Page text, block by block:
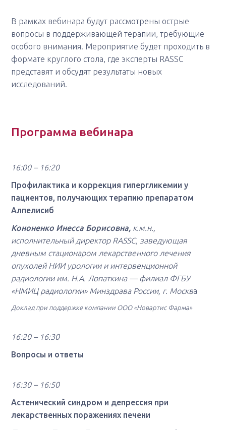
В рамках вебинара будут рассмотрены острые
вопросы в поддерживающей терапии, требующие
особого внимания. Мероприятие будет проходить в
формате круглого стола, где эксперты RASSC
представят и обсудят результаты новых
исследований.
Программа вебинара
16:00 – 16:20
Профилактика и коррекция гипергликемии у
пациентов, получающих терапию препаратом
Алпелисиб
Кононенко Инесса Борисовна, к.м.н.,
исполнительный директор RASSC, заведующая
дневным стационаром лекарственного лечения
опухолей НИИ урологии и интервенционной
радиологии им. Н.А. Лопаткина — филиал ФГБУ
«НМИЦ радиологии» Минздрава России, г. Москва
Доклад при поддержке компании ООО «Новартис Фарма»
16:20 – 16:30
Вопросы и ответы
16:30 – 16:50
Астенический синдром и депрессия при
лекарственных поражениях печени